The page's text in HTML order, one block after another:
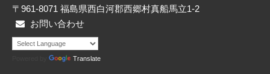
〒961-8071 福島県西白河郡西郷村真船馬立1-2
お問い合わせ
Translate